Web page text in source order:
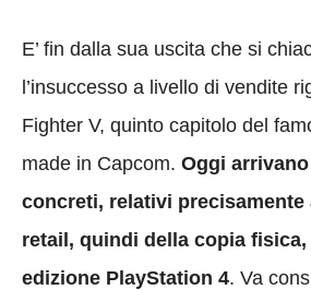
E’ fin dalla sua uscita che si
l’insuccesso a livello di vendite
Fighter V, quinto capitolo del
made in Capcom. Oggi
concreti, relativi precisamente
retail, quindi della copia
edizione PlayStation 4. Va